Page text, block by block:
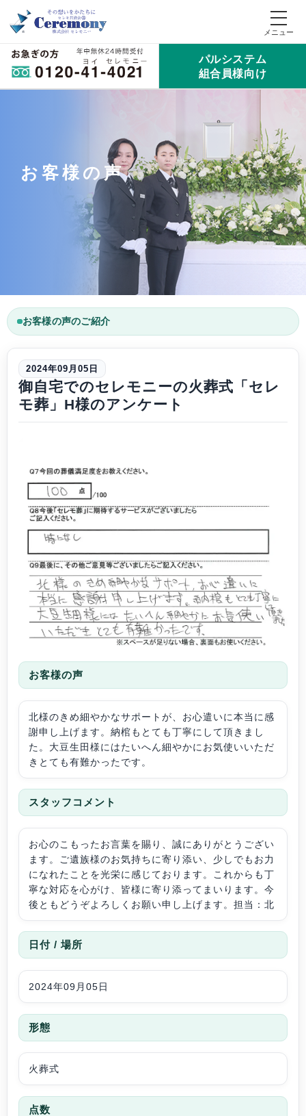
パルシステム
組合員様向け
お客様の声
お客様の声のご紹介
2024年09月05日
御自宅でのセレモニーの火葬式「セレ
モ葬」H様のアンケート
お客様の声
北様のきめ細やかなサポートが、お心遣いに本当に感
謝申し上げます。納棺もとても丁寧にして頂きまし
た。大豆生田様にはたいへん細やかにお気使いいただ
きとても有難かったです。
スタッフコメント
お心のこもったお言葉を賜り、誠にありがとうござい
ます。ご遺族様のお気持ちに寄り添い、少しでもお力
になれたことを光栄に感じております。これからも丁
寧な対応を心がけ、皆様に寄り添ってまいります。今
後ともどうぞよろしくお願い申し上げます。担当：北
日付 / 場所
2024年09月05日
形態
火葬式
点数